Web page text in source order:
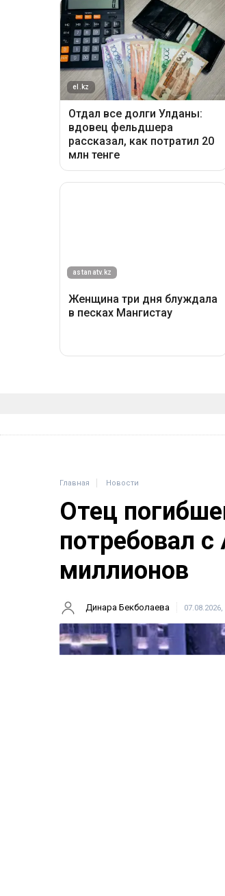
Главная Новости
Отец
потребовал
миллионов
Динара Бекболаева 07.08.2026,